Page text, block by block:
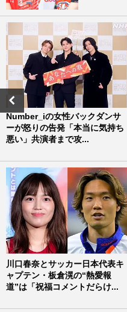
Number_iの女性バックダンサ
ーが怒りの告発「本当に気持ち
悪い」共演者まで攻...
川口春奈とサッカー日本代表キ
ャプテン・板倉滉の“熱愛報
道”は「祝福コメントだらけ...